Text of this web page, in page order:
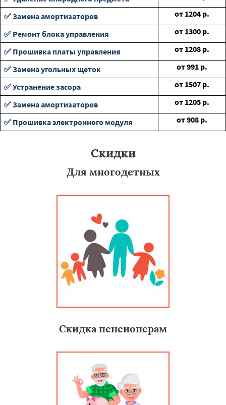
✅ Замена амортизаторов
от 1204 р.
✅ Ремонт блока управления
от 1300 р.
✅ Прошивка платы управления
от 1208 р.
✅ Замена угольных щеток
от991 р.
✅ Устранение засора
от 1507 р.
✅ Замена амортизаторов
от 1205 р.
✅ Прошивка электронного модуля
от908 р.
Скидки
Для многодетных
Скидка пенсионерам